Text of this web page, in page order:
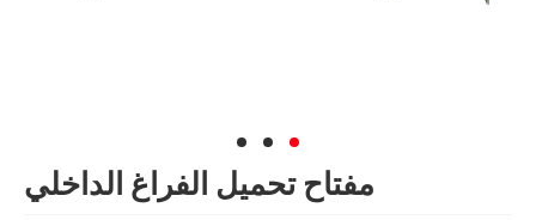
مفتاح تحميل الفراغ الداخلي